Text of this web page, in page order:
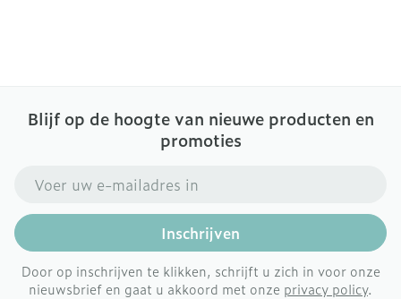
Blijf op de hoogte van nieuwe producten en
promoties
Inschrijven
Door op inschrijven te klikken, schrijft u zich in voor onze
nieuwsbrief en gaat u akkoord met onze privacy policy.